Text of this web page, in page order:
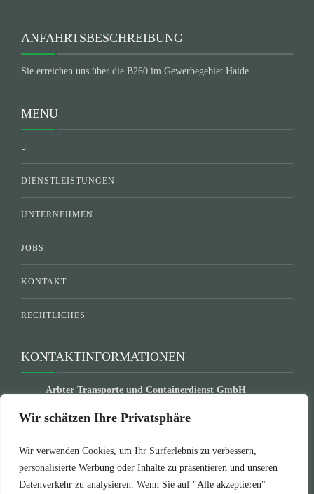
Wir schätzen Ihre Privatsphäre
Wir verwenden Cookies, um Ihr Surferlebnis zu verbessern,
personalisierte Werbung oder Inhalte zu präsentieren und unseren
Datenverkehr zu analysieren. Wenn Sie auf "Alle akzeptieren"
ANFAHRTSBESCHREIBUNG
Sie erreichen uns über die B260 im Gewerbegebiet Haide.
MENU
DIENSTLEISTUNGEN
UNTERNEHMEN
JOBS
KONTAKT
RECHTLICHES
KONTAKTINFORMATIONEN
Arbter Transporte und Containerdienst GmbH
65321 Heidenrod
+49-6124-72 24 73
+49-6124-72 54 20